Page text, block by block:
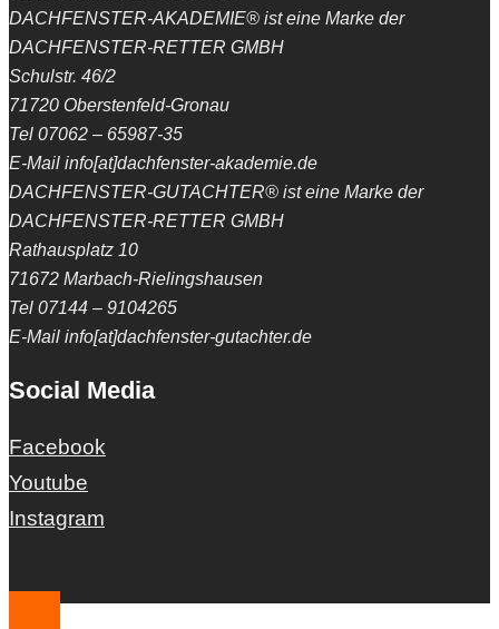
DACHFENSTER-AKADEMIE® ist eine Marke der
DACHFENSTER-RETTER GMBH
Schulstr. 46/2
71720 Oberstenfeld-Gronau
Tel 07062 – 65987-35
E-Mail info[at]dachfenster-akademie.de
DACHFENSTER-GUTACHTER® ist eine Marke der
DACHFENSTER-RETTER GMBH
Rathausplatz 10
71672 Marbach-Rielingshausen
Tel 07144 – 9104265
E-Mail info[at]dachfenster-gutachter.de
Social Media
Facebook
Youtube
Instagram